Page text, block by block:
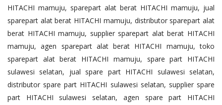
HITACHI mamuju, sparepart alat berat HITACHI mamuju, jual
sparepart alat berat HITACHI mamuju, distributor sparepart alat
berat HITACHI mamuju, supplier sparepart alat berat HITACHI
mamuju, agen sparepart alat berat HITACHI mamuju, toko
sparepart alat berat HITACHI mamuju, spare part HITACHI
sulawesi selatan, jual spare part HITACHI sulawesi selatan,
distributor spare part HITACHI sulawesi selatan, supplier spare
part HITACHI sulawesi selatan, agen spare part HITACHI